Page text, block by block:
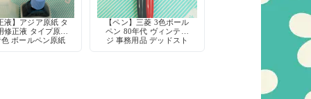
液】アジア原紙 タ
修正液 タイプ原紙
ボールペン原紙
【ペン】三菱 3色ボール
ペン 80年代 ヴィンテー
ジ 事務用品 デッドスト